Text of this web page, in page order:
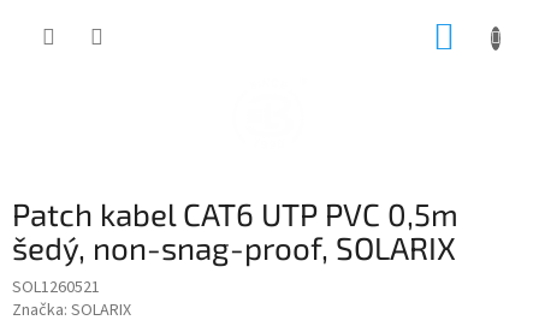
Patch kabel CAT6 UTP PVC 0,5m
šedý, non-snag-proof, SOLARIX
SOL1260521
Značka: SOLARIX